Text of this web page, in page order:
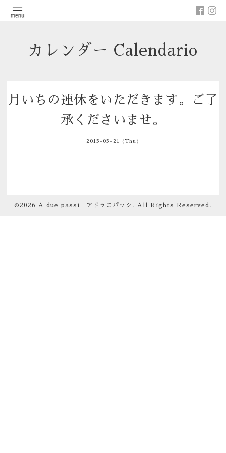
カレンダー Calendario
月いちの連休をいただきます。ご了
承くださいませ。
2015-05-21 (Thu)
©2026 A due passi アドゥエパッシ . All Rights Reserved.